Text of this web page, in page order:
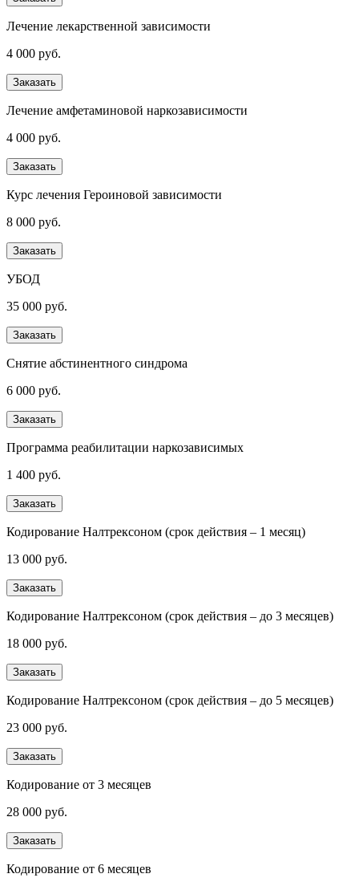
Лечение лекарственной зависимости
4 000 руб.
Заказать
Лечение амфетаминовой наркозависимости
4 000 руб.
Заказать
Курс лечения Героиновой зависимости
8 000 руб.
Заказать
УБОД
35 000 руб.
Заказать
Снятие абстинентного синдрома
6 000 руб.
Заказать
Программа реабилитации наркозависимых
1 400 руб.
Заказать
Кодирование Налтрексоном (срок действия – 1 месяц)
13 000 руб.
Заказать
Кодирование Налтрексоном (срок действия – до 3 месяцев)
18 000 руб.
Заказать
Кодирование Налтрексоном (срок действия – до 5 месяцев)
23 000 руб.
Заказать
Кодирование от 3 месяцев
28 000 руб.
Заказать
Кодирование от 6 месяцев